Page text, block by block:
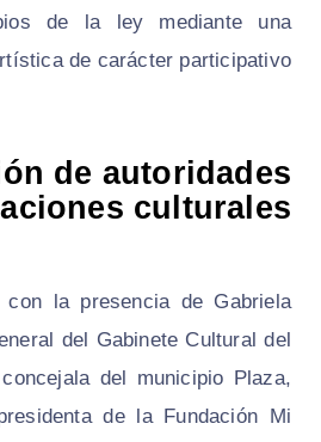
de la ley mediante una
de carácter participativo.
de autoridades
culturales
con la presencia de Gabriela
del Gabinete Cultural del
del municipio Plaza,
de la Fundación Mi